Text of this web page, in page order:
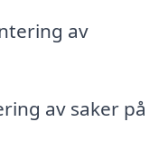
av
av saker på